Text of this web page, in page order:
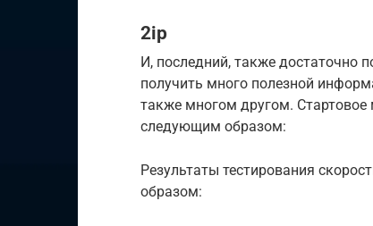
2ip
И, последний, также достаточно
получить много полезной
также многом другом. Стартовое
следующим образом:
Результаты тестирования
образом: